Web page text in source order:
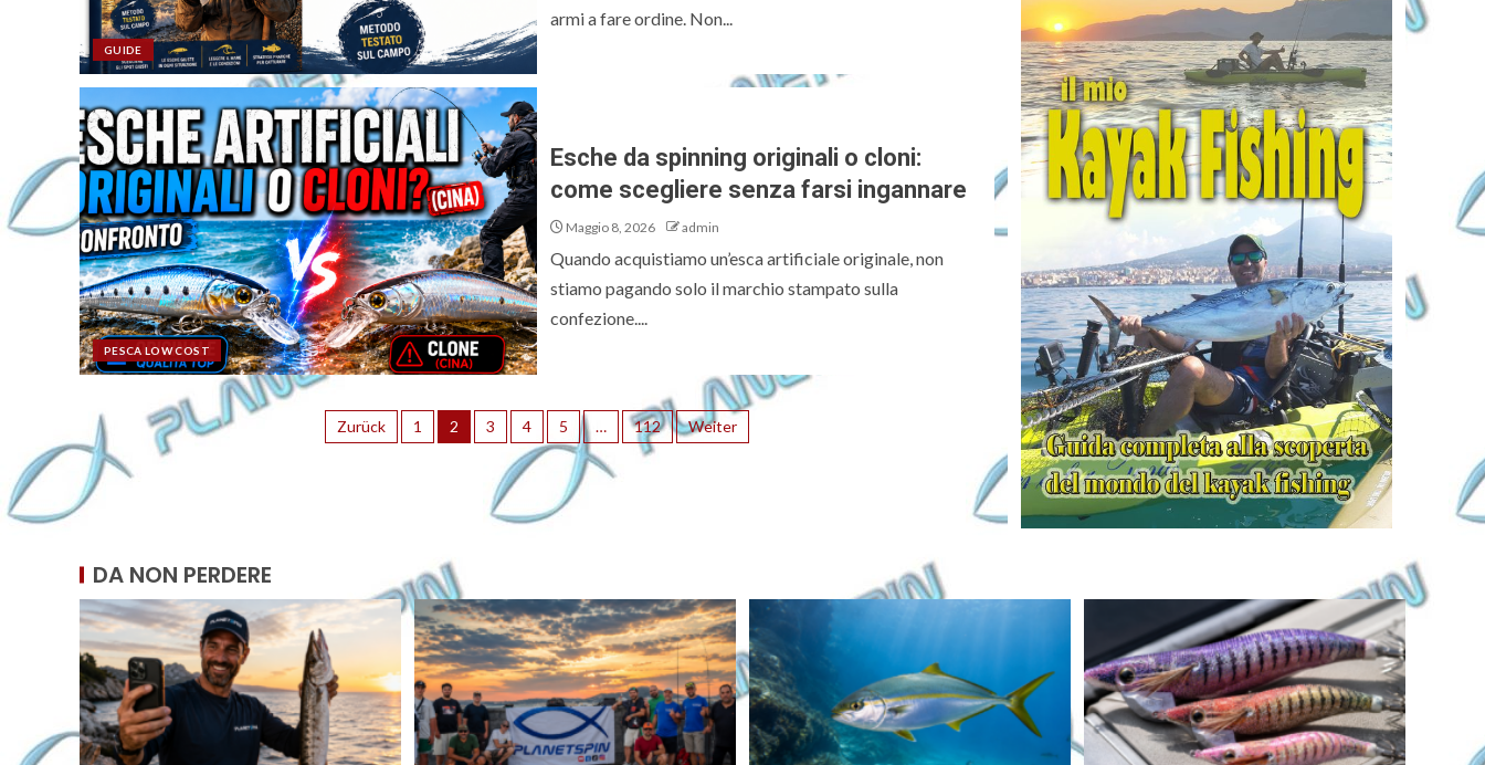
GUIDE
armi a fare ordine. Non...
PESCA LOW COST
Esche da spinning originali o cloni:
come scegliere senza farsi ingannare
Maggio 8, 2026 admin
Quando acquistiamo un’esca artificiale originale, non
stiamo pagando solo il marchio stampato sulla
confezione....
Zurück 1 2 3 4 5 … 112 Weiter
DA NON PERDERE